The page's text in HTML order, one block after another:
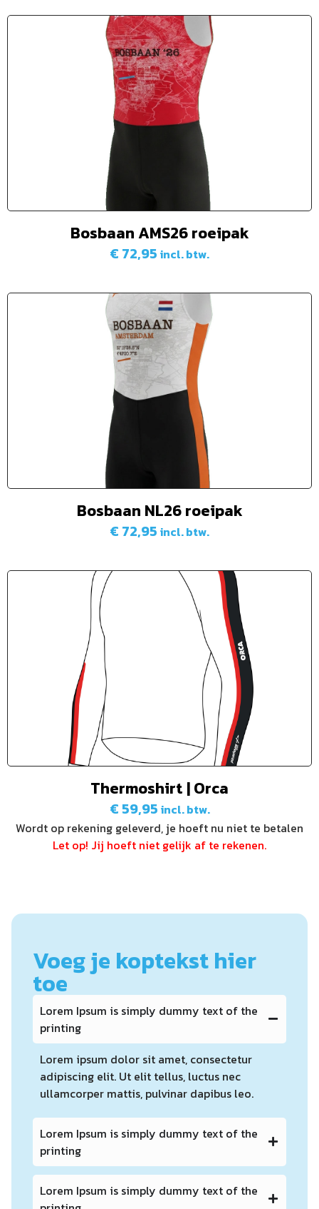
Bosbaan AMS26 roeipak
€ 72,95 incl. btw.
Bosbaan NL26 roeipak
€ 72,95 incl. btw.
Thermoshirt | Orca
€ 59,95 incl. btw.
Wordt op rekening geleverd, je hoeft nu niet te betalen
Let op! Jij hoeft niet gelijk af te rekenen.
Voeg je koptekst hier
toe
Lorem Ipsum is simply dummy text of the
printing
Lorem ipsum dolor sit amet, consectetur
adipiscing elit. Ut elit tellus, luctus nec
ullamcorper mattis, pulvinar dapibus leo.
Lorem Ipsum is simply dummy text of the
printing
Lorem Ipsum is simply dummy text of the